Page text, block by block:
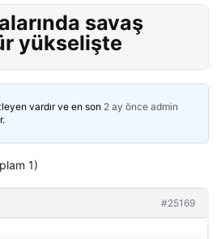
savaş
yükselişte
vardır ve en son 2 ay önce admin
1)
#25169